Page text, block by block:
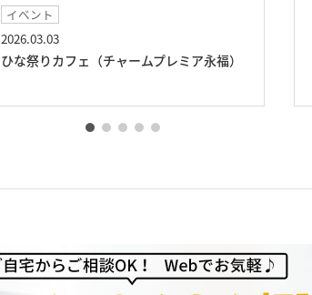
イベント
2026.03.03
ひな祭りカフェ（チャームプレミア永福）